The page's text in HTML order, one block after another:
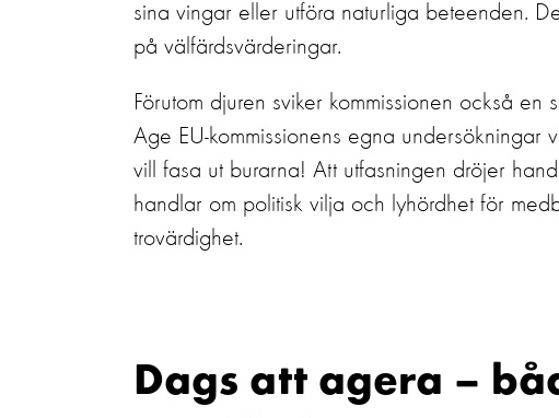
sina vingar eller utföra naturliga beteenden.
på välfärdsvärderingar.
Förutom djuren sviker kommissionen också en
Age EU-kommissionens egna undersökningar
vill fasa ut burarna! Att utfasningen dröjer
handlar om politisk vilja och lyhördhet för
trovärdighet.
Dags att agera –